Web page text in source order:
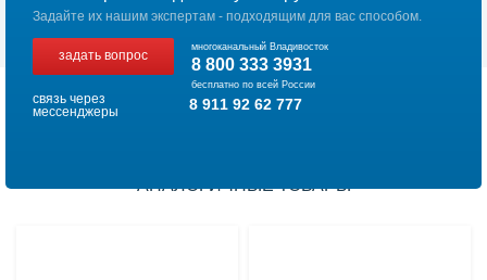
Задайте их нашим экспертам - подходящим для вас способом.
задать вопрос
многоканальный Владивосток
8 800 333 3931
бесплатно по всей России
связь через
мессенджеры
8 911 92 62 777
АНАЛОГИЧНЫЕ ТОВАРЫ